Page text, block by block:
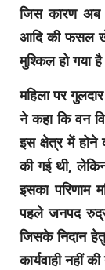
जिस कारण अब
आदि की फसल
मुश्किल हो गया
महिला पर
ने कहा कि वन
इस क्षेत्र में
की गई थी,
इसका परिणाम
पहले जनपद
जिसके निदान हेतु
कार्यवाही नहीं